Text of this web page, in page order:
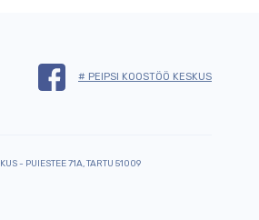
# PEIPSI KOOSTÖÖ KESKUS
- PUIESTEE 71A, TARTU 51009